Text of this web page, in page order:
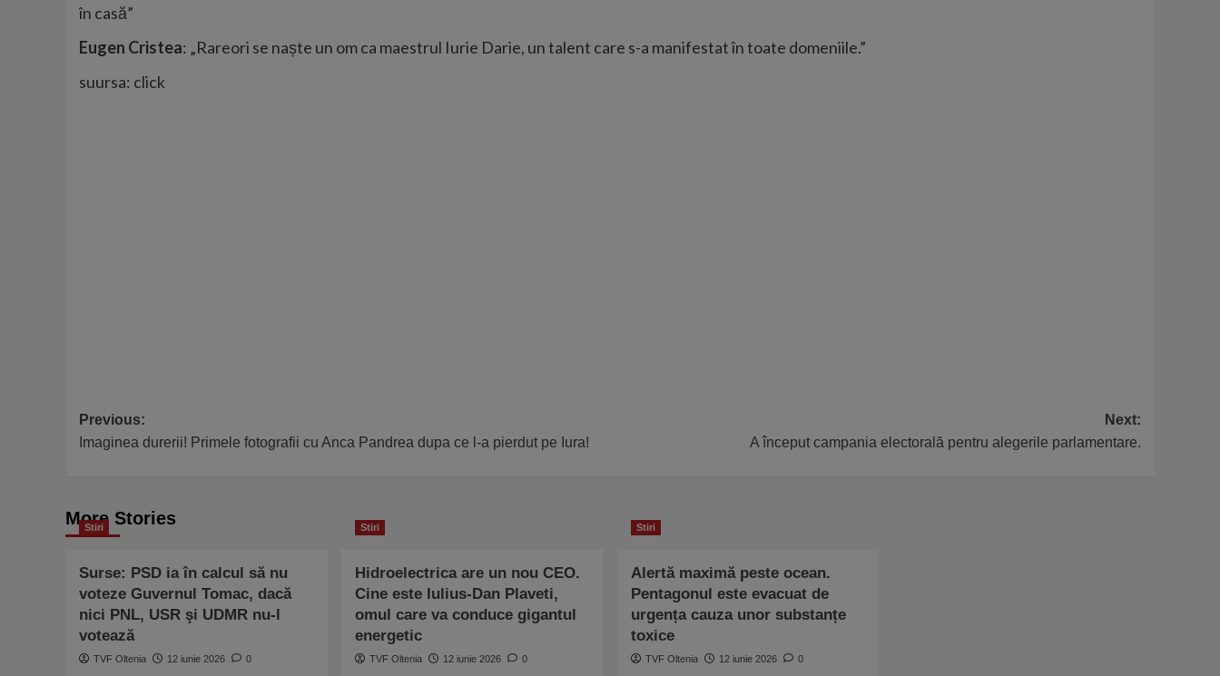
în casă”
Eugen Cristea: „Rareori se naște un om ca maestrul Iurie Darie, un talent care s-a manifestat în toate domeniile.”
suursa: click
Post
navigation
Previous:
Imaginea durerii! Primele fotografii cu Anca Pandrea dupa ce l-a pierdut pe Iura!
Next:
A început campania electorală pentru alegerile parlamentare.
More Stories
Stiri
Surse: PSD ia în calcul să nu
voteze Guvernul Tomac, dacă
nici PNL, USR şi UDMR nu-l
votează
TVF Oltenia 12 iunie 2026 0
Stiri
Hidroelectrica are un nou CEO.
Cine este Iulius-Dan Plaveti,
omul care va conduce gigantul
energetic
TVF Oltenia 12 iunie 2026 0
Stiri
Alertă maximă peste ocean.
Pentagonul este evacuat de
urgența cauza unor substanțe
toxice
TVF Oltenia 12 iunie 2026 0